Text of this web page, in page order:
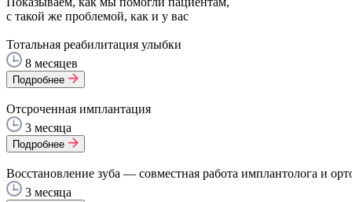
с такой же проблемой, как и у вас
Тотальная реабилитация улыбки
8 месяцев
Подробнее
Отсроченная имплантация
3 месяца
Подробнее
Восстановление зуба — совместная работа имплантолога и
3 месяца